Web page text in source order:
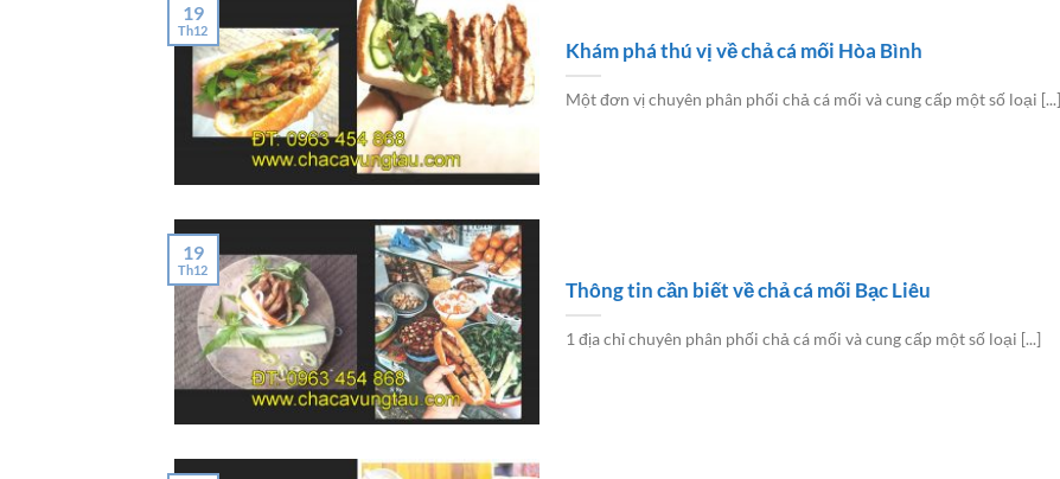
Khám phá thú vị về chả cá mối Hòa Bình
Một đơn vị chuyên phân phối chả cá mối và cung cấp một số loại [...]
19
Th12
Thông tin cần biết về chả cá mối Bạc Liêu
1 địa chỉ chuyên phân phối chả cá mối và cung cấp một số loại [...]
19
Th12